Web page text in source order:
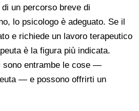
un percorso breve di
lo psicologo è adeguato. Se il
e richiede un lavoro terapeutico
è la figura più indicata.
sono entrambe le cose —
— e possono offrirti un